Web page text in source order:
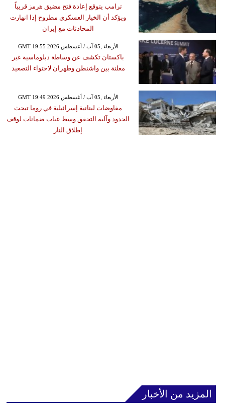
ترامب يتوقع إعادة فتح مضيق هرمز قريباً
ويؤكد أن الخيار العسكري مطروح إذا انهارت
المحادثات مع إيران
GMT 19:55 2026 الأربعاء ,05 آب / أغسطس
باكستان تكشف عن وساطة دبلوماسية غير
معلنة بين واشنطن وطهران لاحتواء التصعيد
GMT 19:49 2026 الأربعاء ,05 آب / أغسطس
مفاوضات لبنانية إسرائيلية في روما تبحث
الحدود وآلية التحقق وسط غياب ضمانات لوقف
إطلاق النار
المزيد من الأخبار